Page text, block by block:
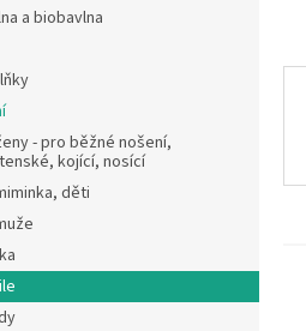
a biobavlna
- pro běžné nošení,
kojící, nosící
děti